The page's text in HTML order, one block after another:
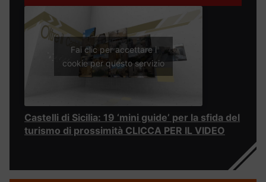
Fai clic per accettare i
cookie per questo servizio
Castelli di Sicilia: 19 ‘mini guide’ per la sfida del
turismo di prossimità CLICCA PER IL VIDEO